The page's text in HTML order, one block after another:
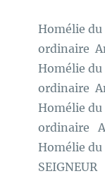
Homélie
ordinaire
Homélie
ordinaire
Homélie
ordinaire
Homélie
SEIGNEUR